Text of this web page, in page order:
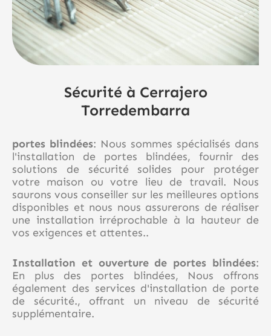
Sécurité à Cerrajero
Torredembarra
portes blindées: Nous sommes spécialisés dans
l'installation de portes blindées, fournir des
solutions de sécurité solides pour protéger
votre maison ou votre lieu de travail. Nous
saurons vous conseiller sur les meilleures options
disponibles et nous nous assurerons de réaliser
une installation irréprochable à la hauteur de
vos exigences et attentes..
Installation et ouverture de portes blindées:
En plus des portes blindées, Nous offrons
également des services d'installation de porte
de sécurité., offrant un niveau de sécurité
supplémentaire.